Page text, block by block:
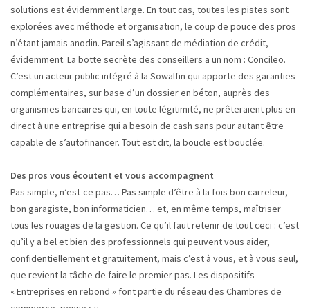
solutions est évidemment large. En tout cas, toutes les pistes sont
explorées avec méthode et organisation, le coup de pouce des pros
n’étant jamais anodin. Pareil s’agissant de médiation de crédit,
évidemment. La botte secrète des conseillers a un nom : Concileo.
C’est un acteur public intégré à la Sowalfin qui apporte des garanties
complémentaires, sur base d’un dossier en béton, auprès des
organismes bancaires qui, en toute légitimité, ne prêteraient plus en
direct à une entreprise qui a besoin de cash sans pour autant être
capable de s’autofinancer. Tout est dit, la boucle est bouclée.
Des pros vous écoutent et vous accompagnent
Pas simple, n’est-ce pas… Pas simple d’être à la fois bon carreleur,
bon garagiste, bon informaticien… et, en même temps, maîtriser
tous les rouages de la gestion. Ce qu’il faut retenir de tout ceci : c’est
qu’il y a bel et bien des professionnels qui peuvent vous aider,
confidentiellement et gratuitement, mais c’est à vous, et à vous seul,
que revient la tâche de faire le premier pas. Les dispositifs
« Entreprises en rebond » font partie du réseau des Chambres de